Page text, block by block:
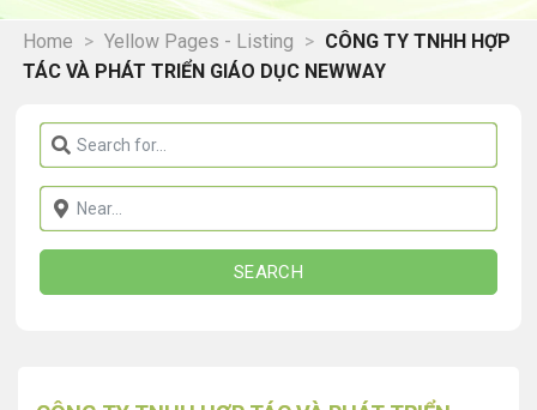
Home > Yellow Pages - Listing > CÔNG TY TNHH HỢP
TÁC VÀ PHÁT TRIỂN GIÁO DỤC NEWWAY
SEARCH